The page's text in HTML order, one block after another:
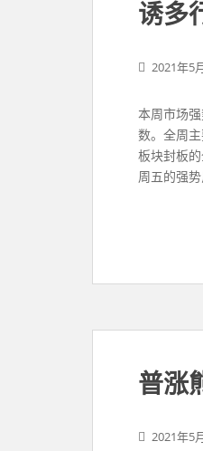
诱多
2021年5
本周市场
数。全周
板块封板
周五的强
普涨
2021年5